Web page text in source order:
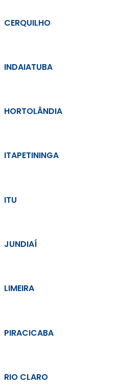
CERQUILHO
INDAIATUBA
HORTOLÂNDIA
ITAPETININGA
ITU
JUNDIAÍ
LIMEIRA
PIRACICABA
RIO CLARO